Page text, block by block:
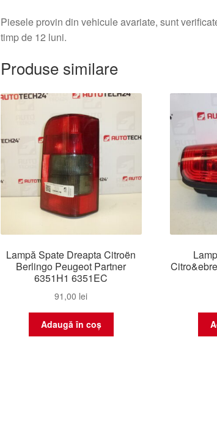
Piesele provin din vehicule avariate, sunt
timp de 12 luni.
Produse similare
Lampă Spate Dreapta Citroën
Berlingo Peugeot Partner
6351H1 6351EC
91,00 lei
Adaugă în coș